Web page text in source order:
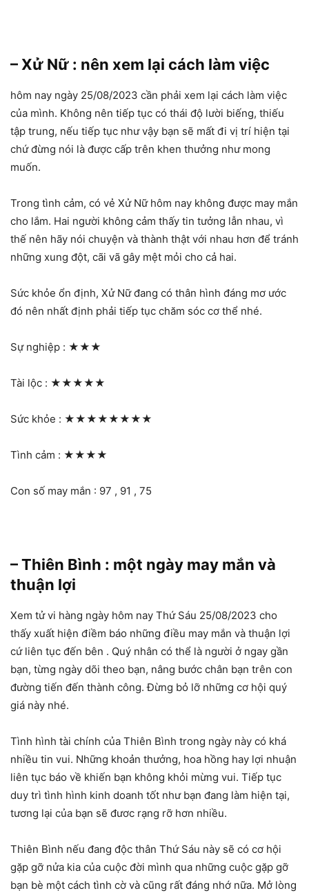
– Xử Nữ : nên xem lại cách làm việc
hôm nay ngày 25/08/2023 cần phải xem lại cách làm việc
của mình. Không nên tiếp tục có thái độ lười biếng, thiếu
tập trung, nếu tiếp tục như vậy bạn sẽ mất đi vị trí hiện tại
chứ đừng nói là được cấp trên khen thưởng như mong
muốn.
Trong tình cảm, có vẻ Xử Nữ hôm nay không được may mắn
cho lắm. Hai người không cảm thấy tin tưởng lẫn nhau, vì
thế nên hãy nói chuyện và thành thật với nhau hơn để tránh
những xung đột, cãi vã gây mệt mỏi cho cả hai.
Sức khỏe ổn định, Xử Nữ đang có thân hình đáng mơ ước
đó nên nhất định phải tiếp tục chăm sóc cơ thể nhé.
Sự nghiệp : ★★★
Tài lộc : ★★★★★
Sức khỏe : ★★★★★★★★
Tình cảm : ★★★★
Con số may mắn : 97 , 91 , 75
– Thiên Bình : một ngày may mắn và
thuận lợi
Xem tử vi hàng ngày hôm nay Thứ Sáu 25/08/2023 cho
thấy xuất hiện điềm báo những điều may mắn và thuận lợi
cứ liên tục đến bên . Quý nhân có thể là người ở ngay gần
bạn, từng ngày dõi theo bạn, nâng bước chân bạn trên con
đường tiến đến thành công. Đừng bỏ lỡ những cơ hội quý
giá này nhé.
Tình hình tài chính của Thiên Bình trong ngày này có khá
nhiều tin vui. Những khoản thưởng, hoa hồng hay lợi nhuận
liên tục báo về khiến bạn không khỏi mừng vui. Tiếp tục
duy trì tình hình kinh doanh tốt như bạn đang làm hiện tại,
tương lại của bạn sẽ đươc rạng rỡ hơn nhiều.
Thiên Bình nếu đang độc thân Thứ Sáu này sẽ có cơ hội
gặp gỡ nửa kia của cuộc đời mình qua những cuộc gặp gỡ
bạn bè một cách tình cờ và cũng rất đáng nhớ nữa. Mở lòng